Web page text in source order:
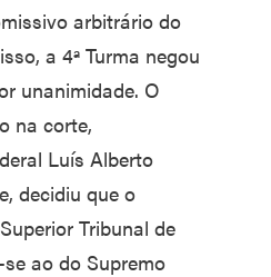
arbitrário do
a 4ª Turma negou
unanimidade. O
na corte,
Luís Alberto
decidiu que o
Tribunal de
ao do Supremo